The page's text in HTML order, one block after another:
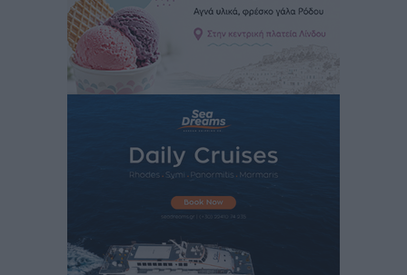
Τοπικές Ειδήσεις• πριν 5 ώρες
“Η Ευρώπη αντιμετώπιζε το προσφυγικό σαν ταινία
τρόμου” – Η συγκλονιστική μαρτυρία της Χαρούλας
Γιασιράνη στον RV για τα γεγονότα που οδήγησαν στο
πριν 5 ώρες
Συναυλία με τον Γιάννη Κότσιρα στις 21 Αυγούστου